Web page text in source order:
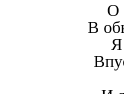
О
В
Я